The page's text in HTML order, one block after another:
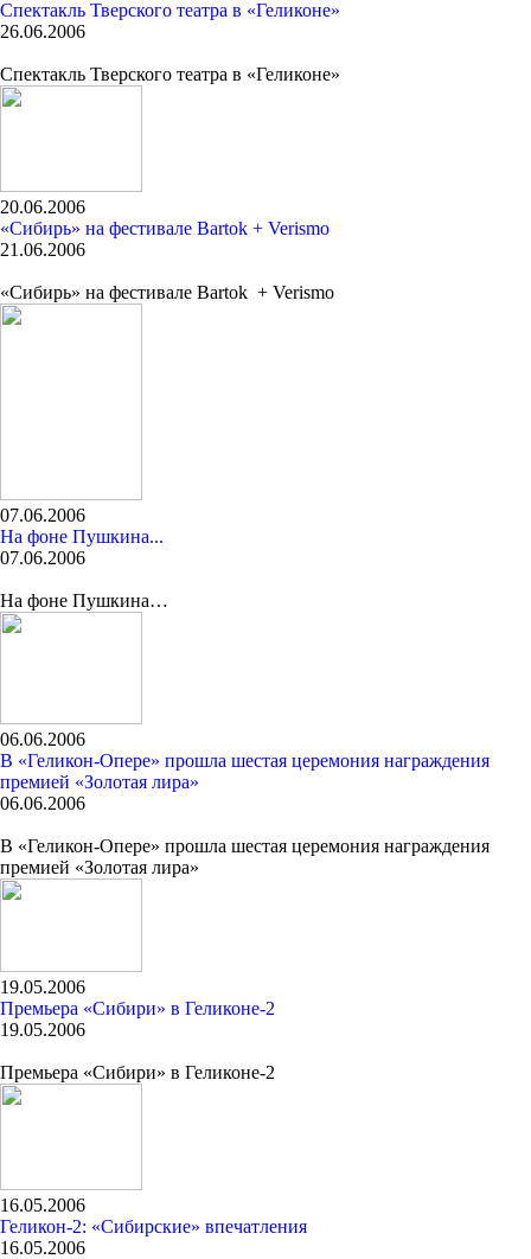
Спектакль Тверского театра в «Геликоне»
26.06.2006
Спектакль Тверского театра в «Геликоне»
20.06.2006
«Сибирь» на фестивале Bartok + Verismo
21.06.2006
«Сибирь» на фестивале Bartok + Verismo
07.06.2006
На фоне Пушкина...
07.06.2006
На фоне Пушкина…
06.06.2006
В «Геликон-Опере» прошла шестая церемония награждения
премией «Золотая лира»
06.06.2006
В «Геликон-Опере» прошла шестая церемония награждения
премией «Золотая лира»
19.05.2006
Премьера «Сибири» в Геликоне-2
19.05.2006
Премьера «Сибири» в Геликоне-2
16.05.2006
Геликон-2: «Сибирские» впечатления
16.05.2006